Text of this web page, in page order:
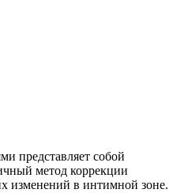
представляет собой
метод коррекции
изменений в интимной зоне.